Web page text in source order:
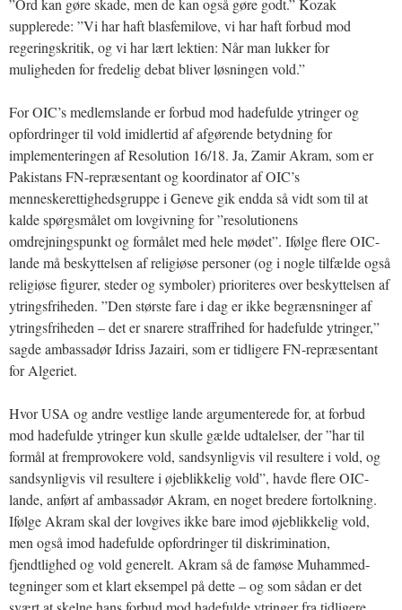
”Ord kan gøre skade, men de kan også gøre godt.” Kozak
supplerede: ”Vi har haft blasfemilove, vi har haft forbud mod
regeringskritik, og vi har lært lektien: Når man lukker for
muligheden for fredelig debat bliver løsningen vold.”
For OIC’s medlemslande er forbud mod hadefulde ytringer og
opfordringer til vold imidlertid af afgørende betydning for
implementeringen af Resolution 16/18. Ja, Zamir Akram, som er
Pakistans FN-repræsentant og koordinator af OIC’s
menneskerettighedsgruppe i Geneve gik endda så vidt som til at
kalde spørgsmålet om lovgivning for ”resolutionens
omdrejningspunkt og formålet med hele mødet”. Ifølge flere OIC-
lande må beskyttelsen af religiøse personer (og i nogle tilfælde også
religiøse figurer, steder og symboler) prioriteres over beskyttelsen af
ytringsfriheden. ”Den største fare i dag er ikke begrænsninger af
ytringsfriheden – det er snarere straffrihed for hadefulde ytringer,”
sagde ambassadør Idriss Jazairi, som er tidligere FN-repræsentant
for Algeriet.
Hvor USA og andre vestlige lande argumenterede for, at forbud
mod hadefulde ytringer kun skulle gælde udtalelser, der ”har til
formål at fremprovokere vold, sandsynligvis vil resultere i vold, og
sandsynligvis vil resultere i øjeblikkelig vold”, havde flere OIC-
lande, anført af ambassadør Akram, en noget bredere fortolkning.
Ifølge Akram skal der lovgives ikke bare imod øjeblikkelig vold,
men også imod hadefulde opfordringer til diskrimination,
fjendtlighed og vold generelt. Akram så de famøse Muhammed-
tegninger som et klart eksempel på dette – og som sådan er det